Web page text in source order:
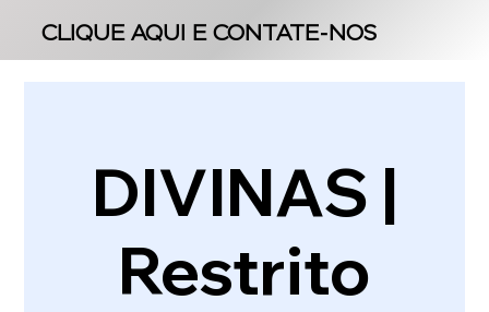
CLIQUE AQUI E CONTATE-NOS
CLIQUE AQUI E CONTATE-NOS
DIVINAS |
Restrito